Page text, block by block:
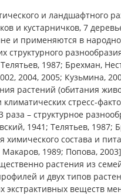
и ландшафтного
и кустарничков, 7
и применяются в
1987; Брехман,
2004, 2005; Кузьмина,
растений (обитания
стресс-
– структурное
1941; Телятьев, 1987;
состава и
1989; Попова,
растения из
и двух типов
экстрактивных веществ